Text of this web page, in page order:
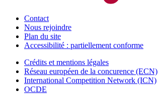
Contact
Nous rejoindre
Plan du site
Accessibilité : partiellement conforme
Crédits et mentions légales
Réseau européen de la concurence (ECN)
International Competition Network (ICN)
OCDE